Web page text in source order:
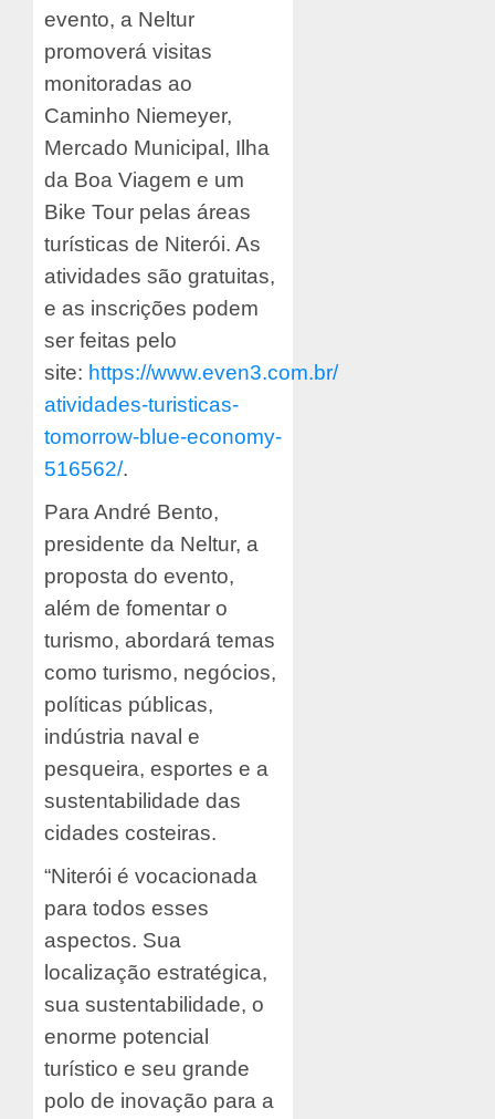
evento, a Neltur
promoverá visitas
monitoradas ao
Caminho Niemeyer,
Mercado Municipal, Ilha
da Boa Viagem e um
Bike Tour pelas áreas
turísticas de Niterói. As
atividades são gratuitas,
e as inscrições podem
ser feitas pelo
site: https://www.even3.com.br/
atividades-turisticas-
tomorrow-blue-economy-
516562/.
Para André Bento,
presidente da Neltur, a
proposta do evento,
além de fomentar o
turismo, abordará temas
como turismo, negócios,
políticas públicas,
indústria naval e
pesqueira, esportes e a
sustentabilidade das
cidades costeiras.
“Niterói é vocacionada
para todos esses
aspectos. Sua
localização estratégica,
sua sustentabilidade, o
enorme potencial
turístico e seu grande
polo de inovação para a